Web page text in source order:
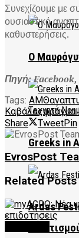
Ο
Greeks in
Ardas
Συνεχίζουμε με
ουσιαστικό
καθυστερήσεις.
Πηγή:
Tags: ΑΜΘ
Καβάλαςφράγμα
Share
TweetPin
EvrosPost
RelatedPosts